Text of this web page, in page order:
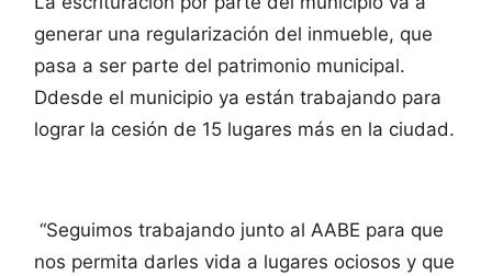
generar una regularización del inmueble, que
pasa a ser parte del patrimonio municipal.
Ddesde el municipio ya están trabajando para
lograr la cesión de 15 lugares más en la ciudad.
“Seguimos trabajando junto al AABE para que
nos permita darles vida a lugares ociosos y que